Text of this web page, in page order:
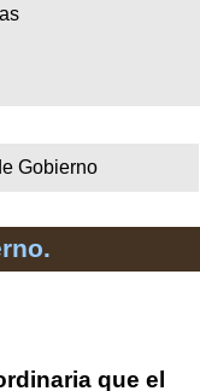
Gobierno
que el